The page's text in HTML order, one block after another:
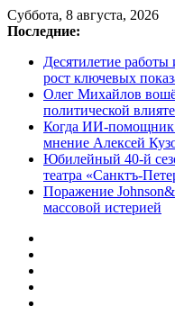
Перейти
к
Суббота, 8 августа, 2026
Последние:
Десятилетие
рост ключевых
Олег Михайлов
политической
Когда ИИ-помощник
мнение Алексей
Юбилейный 40-й
театра «Санктъ-
Поражение
массовой истерией